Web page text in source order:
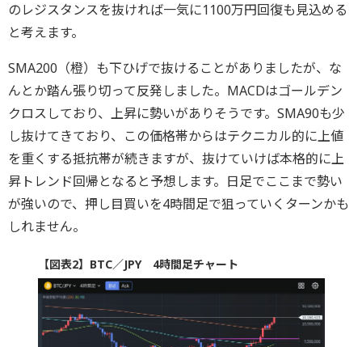
のレジスタンスを抜ければ一気に1100万円回復も見込める
と考えます。
SMA200（橙）も下ひげで抜けることがありましたが、な
んとか踏ん張り切って反発しました。MACDはゴールデン
クロスしており、上昇に勢いがありそうです。SMA90も少
し抜けてきており、この価格帯からはテクニカル的に上値
を重くする抵抗帯が続きますが、抜けていけば本格的に上
昇トレンド回帰となると予想します。日足でここまで勢い
が強いので、押し目買いを4時間足で狙っていくターンかも
しれません。
【図表2】BTC／JPY 4時間足チャート